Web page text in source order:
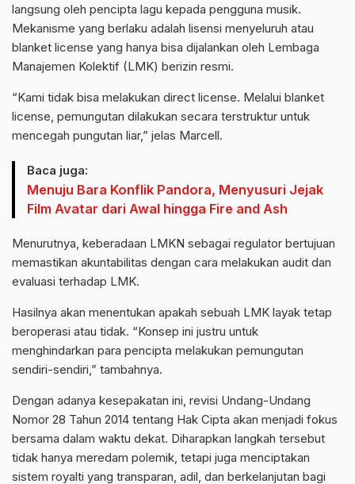
langsung oleh pencipta lagu kepada pengguna musik.
Mekanisme yang berlaku adalah lisensi menyeluruh atau
blanket license yang hanya bisa dijalankan oleh Lembaga
Manajemen Kolektif (LMK) berizin resmi.
“Kami tidak bisa melakukan direct license. Melalui blanket
license, pemungutan dilakukan secara terstruktur untuk
mencegah pungutan liar,” jelas Marcell.
Baca juga:
Menuju Bara Konflik Pandora, Menyusuri Jejak
Film Avatar dari Awal hingga Fire and Ash
Menurutnya, keberadaan LMKN sebagai regulator bertujuan
memastikan akuntabilitas dengan cara melakukan audit dan
evaluasi terhadap LMK.
Hasilnya akan menentukan apakah sebuah LMK layak tetap
beroperasi atau tidak. “Konsep ini justru untuk
menghindarkan para pencipta melakukan pemungutan
sendiri-sendiri,” tambahnya.
Dengan adanya kesepakatan ini, revisi Undang-Undang
Nomor 28 Tahun 2014 tentang Hak Cipta akan menjadi fokus
bersama dalam waktu dekat. Diharapkan langkah tersebut
tidak hanya meredam polemik, tetapi juga menciptakan
sistem royalti yang transparan, adil, dan berkelanjutan bagi